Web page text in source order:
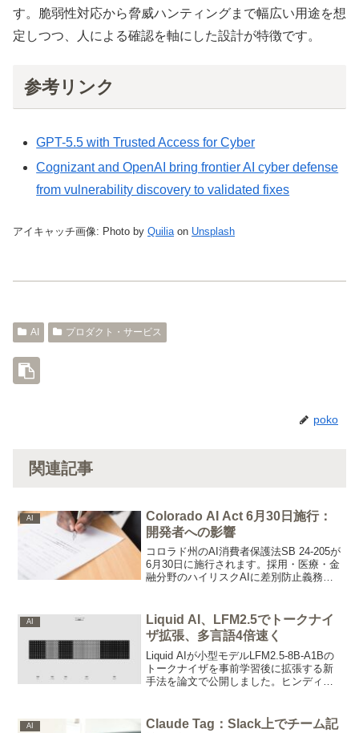
す。脆弱性対応から脅威ハンティングまで幅広い用途を想
定しつつ、人による確認を軸にした設計が特徴です。
参考リンク
GPT-5.5 with Trusted Access for Cyber
Cognizant and OpenAI bring frontier AI cyber defense
from vulnerability discovery to validated fixes
アイキャッチ画像: Photo by Quilia on Unsplash
AI プロダクト・サービス
poko
関連記事
AI
Colorado AI Act 6月30日施行：
開発者への影響
コロラド州のAI消費者保護法SB 24-205が
6月30日に施行されます。採用・医療・金
融分野のハイリスクAIに差別防止義務が
者は即確認が必要です。
AI
Liquid AI、LFM2.5でトークナイ
ザ拡張、多言語4倍速く
Liquid AIが小型モデルLFM2.5-8B-A1Bの
トークナイザを事前学習後に拡張する新
手法を論文で公開しました。ヒンディー
す。
AI
Claude Tag：Slack上でチーム記